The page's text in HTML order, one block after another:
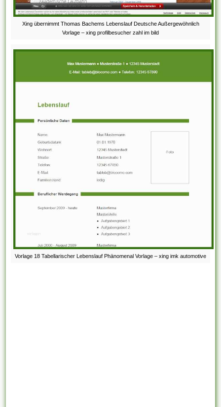
Xing übernimmt Thomas Bachems Lebenslauf Deutsche Außergewöhnlich
Vorlage – xing profilbesucher zahl im bild
Vorlage 18 Tabellarischer Lebenslauf Phänomenal Vorlage – xing imk automotive